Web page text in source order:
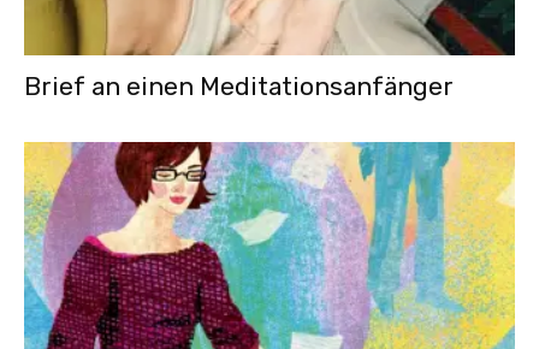
Brief an einen Meditationsanfänger